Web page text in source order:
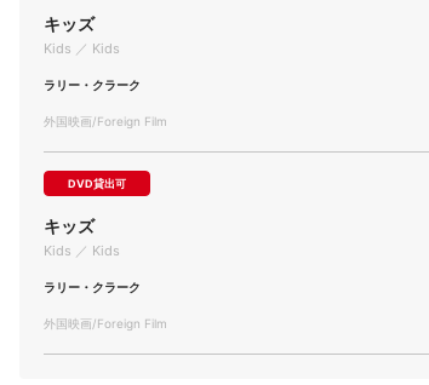
キッズ
Kids ／ Kids
ラリー・クラーク
外国映画/Foreign Film
DVD貸出可
キッズ
Kids ／ Kids
ラリー・クラーク
外国映画/Foreign Film